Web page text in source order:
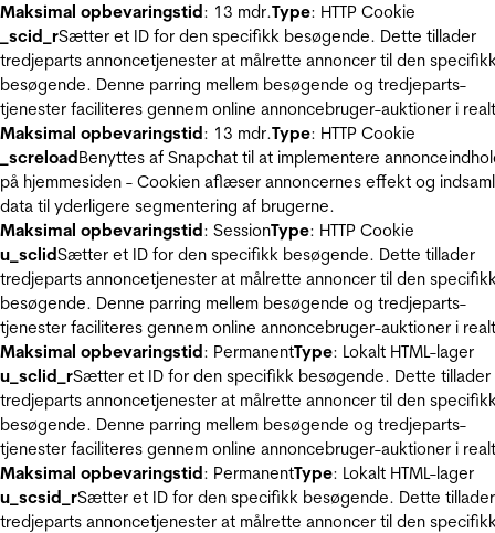
Maksimal opbevaringstid: 13 mdr.Type: HTTP Cookie
_scid_rSætter et ID for den specifikk besøgende. Dette tillader
tredjeparts annoncetjenester at målrette annoncer til den
besøgende. Denne parring mellem besøgende og tredjeparts-
tjenester faciliteres gennem online annoncebruger-auktioner i
Maksimal opbevaringstid: 13 mdr.Type: HTTP Cookie
_screloadBenyttes af Snapchat til at implementere
på hjemmesiden - Cookien aflæser annoncernes effekt og
data til yderligere segmentering af brugerne.
Maksimal opbevaringstid: SessionType: HTTP Cookie
u_sclidSætter et ID for den specifikk besøgende. Dette tillader
tredjeparts annoncetjenester at målrette annoncer til den
besøgende. Denne parring mellem besøgende og tredjeparts-
tjenester faciliteres gennem online annoncebruger-auktioner i
Maksimal opbevaringstid: PermanentType: Lokalt HTML-lager
u_sclid_rSætter et ID for den specifikk besøgende. Dette tillader
tredjeparts annoncetjenester at målrette annoncer til den
besøgende. Denne parring mellem besøgende og tredjeparts-
tjenester faciliteres gennem online annoncebruger-auktioner i
Maksimal opbevaringstid: PermanentType: Lokalt HTML-lager
u_scsid_rSætter et ID for den specifikk besøgende. Dette tillader
tredjeparts annoncetjenester at målrette annoncer til den